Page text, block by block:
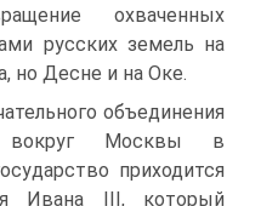
охваченных
русских земель на
но Десне и на Оке.
объединения
вокруг Москвы в
приходится
Ивана III, который